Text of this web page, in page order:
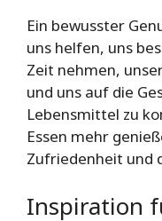
Ein bewusster
uns helfen, uns
Zeit nehmen,
und uns auf die
Lebensmittel zu
Essen mehr
Zufriedenheit und
Inspiration